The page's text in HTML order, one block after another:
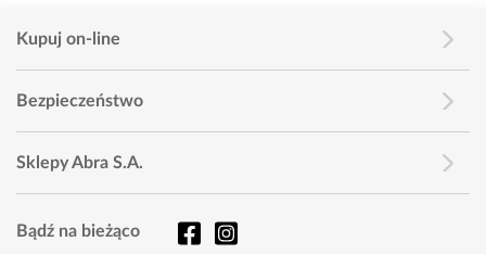
Kupuj on-line
Bezpieczeństwo
Sklepy Abra S.A.
Bądź na bieżąco